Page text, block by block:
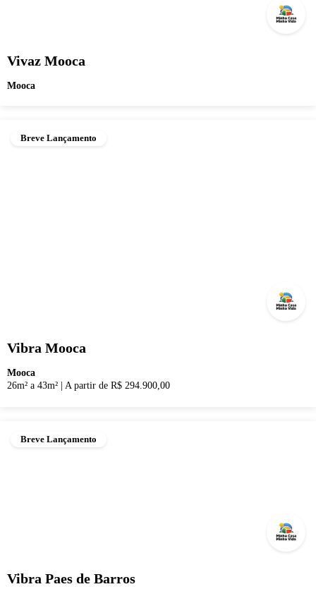
Vivaz Mooca
Mooca
Breve Lançamento
Vibra Mooca
Mooca
26m² a 43m²
A partir de R$ 294.900,00
Breve Lançamento
Vibra Paes de Barros